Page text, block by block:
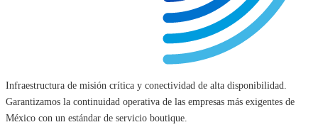
Infraestructura de misión crítica y conectividad de alta disponibilidad.
Garantizamos la continuidad operativa de las empresas más exigentes de
México con un estándar de servicio boutique.